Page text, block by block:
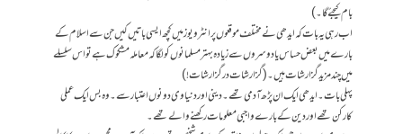
بام کیجئے گا۔ )
اب رہی یہ بات کہ ایدھی نے مختلف موقعوں پر انٹرویوز میں کچھ ایسی باتیں کیں جن سے اسلام کے
بارے میں بعض حساس یا دوسروں سے زیادہ بہتر مسلمانوں کو لگا کہ معاملہ مشکوک ہے تو اس سلسلے
میں چند مزید گزارشات ہیں۔ (گزارشات در گزارشات!)
پہلی بات۔ ایدھی ایک ان پڑھ آدمی تھے ۔ دینی اور دنیاوی دونوں اعتبار سے ۔وہ بس ایک عملی
کارکن تھے او ردین کے بارے واجبی معلومات رکھنے والے تھے۔